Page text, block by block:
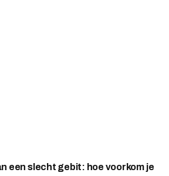
een slecht gebit: hoe voorkom je